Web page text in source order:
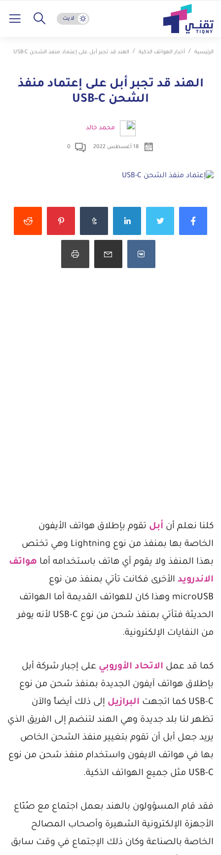
لايت
الرئيسية أخبار الهواتف الذكية الهند قد تجبر أبل على إعتماد منفذ الشحن USB-C
الهند قد تجبر أبل على إعتماد منفذ
الشحن USB-C
محمد خالد
18 أغسطس 2022 0
كلنا نعلم أن أبل تقوم بإطلاق هواتف الأيفون
الخاصة بها بمنفذ من نوع Lightning وهي تختص
بهذا المنفذ ولا يقوم أي هاتف باستخدامه أما هواتف
الاندرويد الأخرى فكانت تأتي بمنفذ من نوع
microUSB وهذا كان للهواتف القديمة أما الهواتف
الحديثة فتأتي بمنفذ شحن من نوع USB-C لأنه يوفر
من النفايات الإلكترونية.
كما قد عمل الاتحاد الأوروبي على إجبار شركة أبل
بإطلاق هواتف آيفون الجديدة بمنفذ شحن من نوع
USB-C كما اتجهت
البرازيل إلى ذلك أيضاً والآن
تظهر لنا بلد جديدة وهي الهند لتنضم إلى الفريق الذي
يريد جعل أبل أن تقوم بتغيير منفذ الشحن الخاص
بها في هواتف الايفون واستخدام منفذ شحن من نوع
USB-C مثل جميع الهواتف الذكية.
فقد قام المسؤولون بالهند بعمل اجتماع مع صُنّاع
الأجهزة الإلكترونية الشهيرة وأصحاب المصالح
الخاصة بالصناعة وكان ذلك الإجتماع في وقت سابق